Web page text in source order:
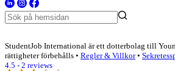
StudentJob International är ett dotterbolag till
rättigheter förbehålls • Regler & Villkor•
4.5 - 2 reviews